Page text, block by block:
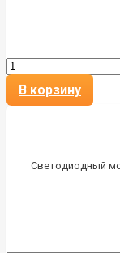
В корзину
Светодиодный